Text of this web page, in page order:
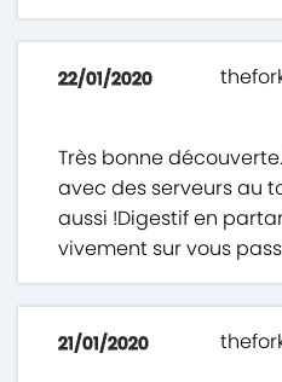
22/01/2020
Très bonne
avec des serveurs au
aussi !Digestif en
vivement sur vous
21/01/2020